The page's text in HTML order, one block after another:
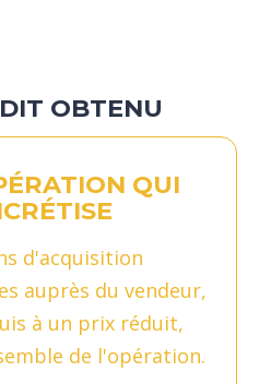
OBTENU
QUI
d'acquisition
auprès du vendeur,
à un prix réduit,
de l'opération.